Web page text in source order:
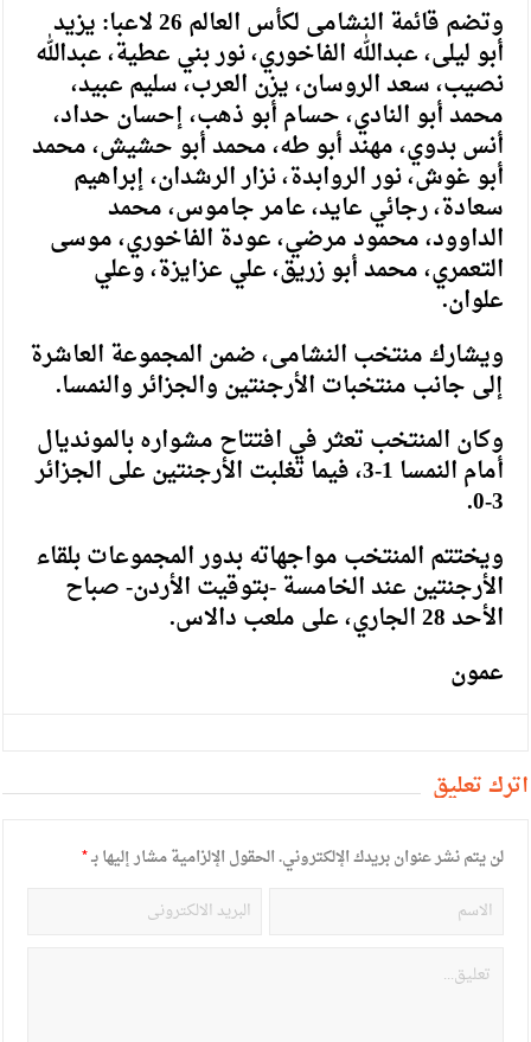
وتضم قائمة النشامى لكأس العالم 26 لاعبا: يزيد
أبو ليلى، عبدالله الفاخوري، نور بني عطية، عبدالله
نصيب، سعد الروسان، يزن العرب، سليم عبيد،
محمد أبو النادي، حسام أبو ذهب، إحسان حداد،
أنس بدوي، مهند أبو طه، محمد أبو حشيش، محمد
أبو غوش، نور الروابدة، نزار الرشدان، إبراهيم
سعادة، رجائي عايد، عامر جاموس، محمد
الداوود، محمود مرضي، عودة الفاخوري، موسى
التعمري، محمد أبو زريق، علي عزايزة، وعلي
علوان.
ويشارك منتخب النشامى، ضمن المجموعة العاشرة
إلى جانب منتخبات الأرجنتين والجزائر والنمسا.
وكان المنتخب تعثر في افتتاح مشواره بالمونديال
أمام النمسا 1-3، فيما تغلبت الأرجنتين على الجزائر
3-0.
ويختتم المنتخب مواجهاته بدور المجموعات بلقاء
الأرجنتين عند الخامسة -بتوقيت الأردن- صباح
الأحد 28 الجاري، على ملعب دالاس.
عمون
أترك تعليق
لن يتم نشر عنوان بريدك الإلكتروني.الحقول الإلزامية مشار إليها بـ*